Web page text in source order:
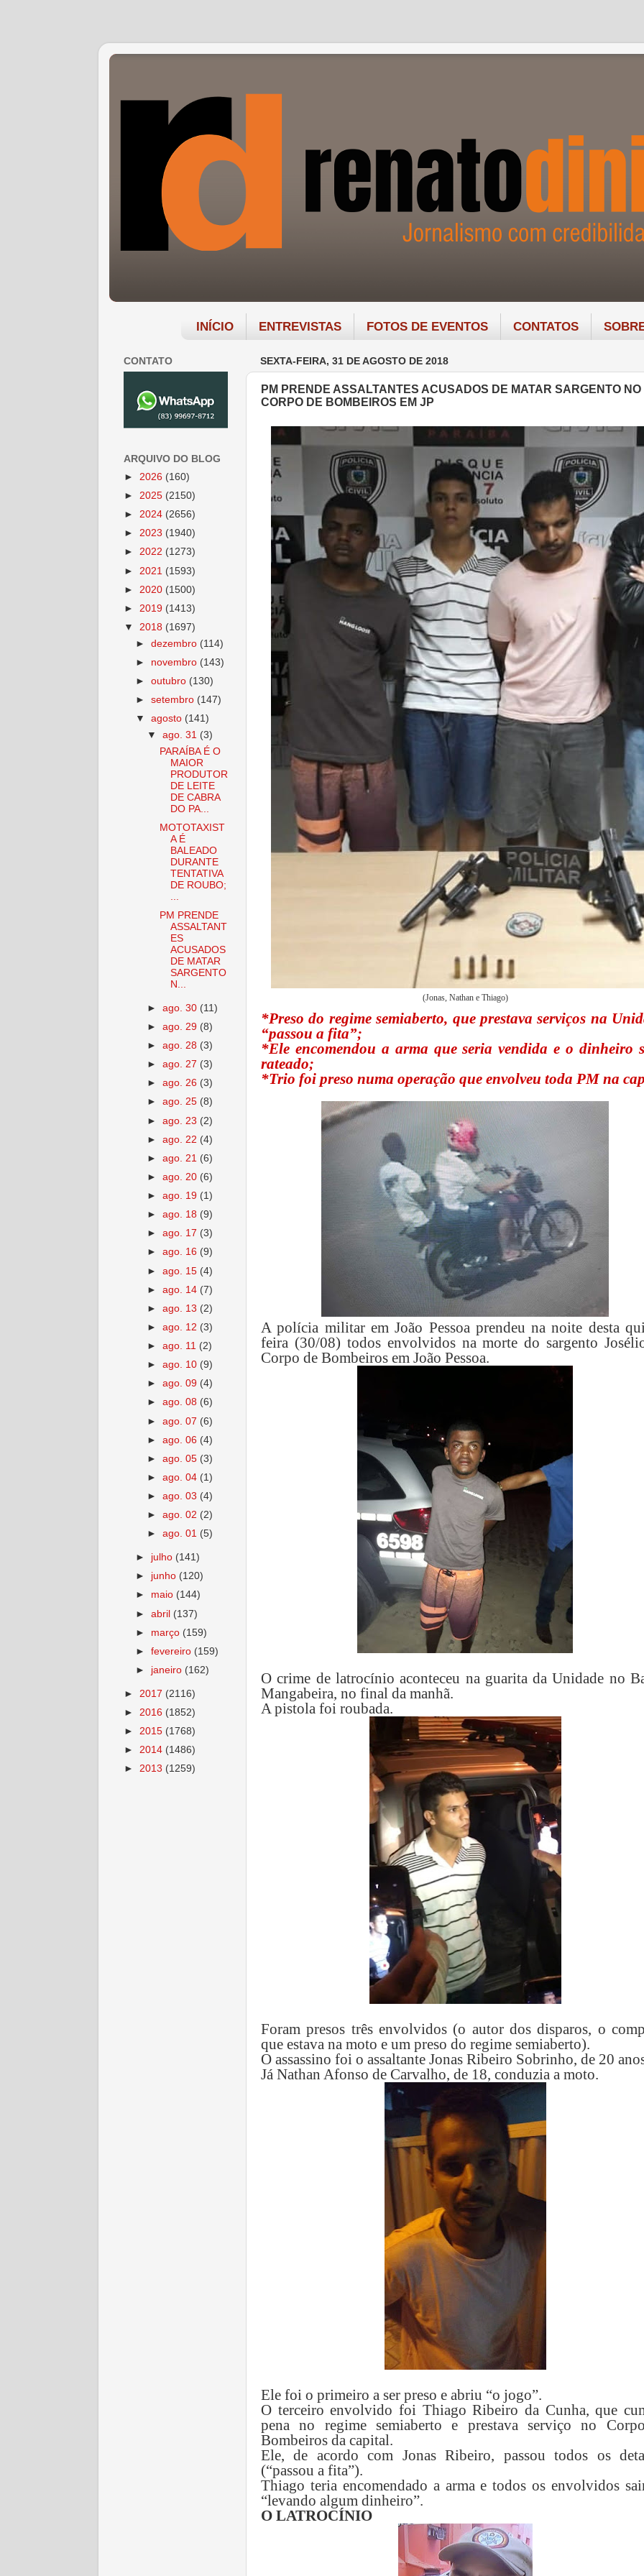
INÍCIO ENTREVISTAS FOTOS DE EVENTOS CONTATOS
SEXTA-FEIRA, 31 DE AGOSTO DE 2018
PM PRENDE ASSALTANTES ACUSADOS DE MATAR SARGENTO NO
CORPO DE BOMBEIROS EM JP
(Jonas, Nathan e Thiago)
*Preso do regime semiaberto, que prestava serviços na
“passou a fita”;
*Ele encomendou a arma que seria vendida e o dinheiro
rateado;
*Trio foi preso numa operação que envolveu toda PM na
A polícia militar em João Pessoa prendeu na noite desta
feira (30/08) todos envolvidos na morte do sargento
Corpo de Bombeiros em João Pessoa.
O crime de latrocínio aconteceu na guarita da Unidade no
Mangabeira, no final da manhã.
A pistola foi roubada.
Foram presos três envolvidos (o autor dos disparos, o
que estava na moto e um preso do regime semiaberto).
O assassino foi o assaltante Jonas Ribeiro Sobrinho, de 20
Já Nathan Afonso de Carvalho, de 18, conduzia a moto.
Ele foi o primeiro a ser preso e abriu “o jogo”.
O terceiro envolvido foi Thiago Ribeiro da Cunha, que
pena no regime semiaberto e prestava serviço no
Bombeiros da capital.
Ele, de acordo com Jonas Ribeiro, passou todos os
(“passou a fita”).
Thiago teria encomendado a arma e todos os envolvidos
“levando algum dinheiro”.
O LATROCÍNIO
CONTATO
ARQUIVO DO BLOG
► 2026 (160)
► 2025 (2150)
► 2024 (2656)
► 2023 (1940)
► 2022 (1273)
► 2021 (1593)
► 2020 (1500)
► 2019 (1413)
▼ 2018 (1697)
►dezembro (114)
► novembro (143)
►outubro (130)
►setembro (147)
▼agosto (141)
▼ago. 31 (3)
PARAÍBA É O
MAIOR
PRODUTOR
DE LEITE
DE CABRA
DO PA...
MOTOTAXIST
A É
BALEADO
DURANTE
TENTATIVA
DE ROUBO;
PM PRENDE
ASSALTANT
ES
ACUSADOS
DE MATAR
SARGENTO
N...
►ago. 30 (11)
►ago. 29 (8)
►ago. 28 (3)
►ago. 27 (3)
►ago. 26 (3)
►ago. 25 (8)
►ago. 23 (2)
►ago. 22 (4)
►ago. 21 (6)
►ago. 20 (6)
►ago. 19 (1)
►ago. 18 (9)
►ago. 17 (3)
►ago. 16 (9)
►ago. 15 (4)
►ago. 14 (7)
►ago. 13 (2)
►ago. 12 (3)
►ago. 11 (2)
►ago. 10 (9)
►ago. 09 (4)
►ago. 08 (6)
►ago. 07 (6)
►ago. 06 (4)
►ago. 05 (3)
►ago. 04 (1)
►ago. 03 (4)
►ago. 02 (2)
►ago. 01 (5)
► julho (141)
► junho (120)
► maio (144)
►abril (137)
► março (159)
►fevereiro (159)
► janeiro (162)
► 2017 (2116)
► 2016 (1852)
► 2015 (1768)
► 2014 (1486)
► 2013 (1259)